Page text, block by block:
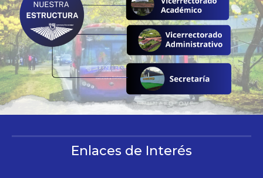
Enlaces de Interés